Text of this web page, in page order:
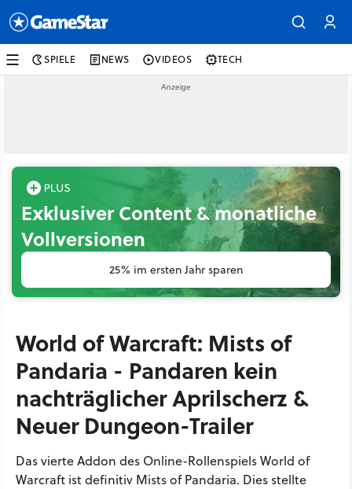
SPIELE NEWS VIDEOS TECH
Exklusiver Content & monatliche
Vollversionen
25% im ersten Jahr sparen
World of Warcraft: Mists of
Pandaria - Pandaren kein
nachträglicher Aprilscherz &
Neuer Dungeon-Trailer
Das vierte Addon des Online-Rollenspiels World of
Warcraft ist definitiv Mists of Pandaria. Dies stellte